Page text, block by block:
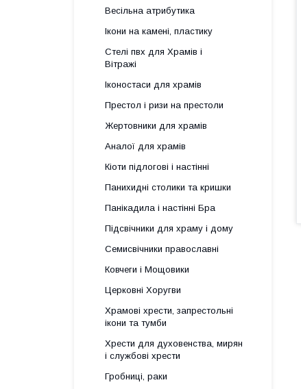
Весільна атрибутика
Ікони на камені, пластику
Стелі пвх для Храмів і
Вітражі
Іконостаси для храмів
Престол і ризи на престоли
Жертовники для храмів
Аналої для храмів
Кіоти підлогові і настінні
Панихидні столики та кришки
Панікадила і настінні Бра
Підсвічники для храму і дому
Семисвічники православні
Ковчеги і Мощовики
Церковні Хоругви
Храмові хрести, запрестольні
ікони та тумби
Хрести для духовенства, мирян
і службові хрести
Гробниці, раки